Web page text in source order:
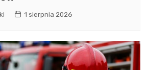
1 sierpnia 2026